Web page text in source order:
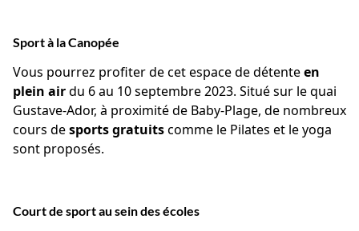
Sport à la Canopée
Vous pourrez profiter de cet espace de détenteen
plein airdu 6 au 10 septembre 2023. Situé sur le quai
Gustave-Ador, à proximité de Baby-Plage, de nombreux
cours desports gratuitscomme le Pilates et le yoga
sont proposés.
Court de sport au sein des écoles